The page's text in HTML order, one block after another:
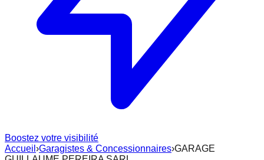
Boostez votre visibilité
Accueil ›Garagistes & Concessionnaires›GARAGE